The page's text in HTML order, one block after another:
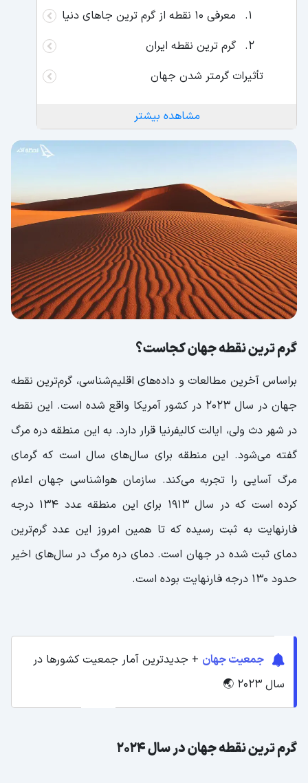
معرفی 10 نقطه از گرم ‌ترین جاهای دنیا
گرم ترین نقطه ایران
تأثیرات گرمتر شدن جهان
مشاهده بیشتر
گرم ترین نقطه جهان کجاست؟
براساس آخرین مطالعات و داده‌های اقلیم‌شناسی، گرم‌ترین نقطه
جهان در سال ۲۰۲۳ در کشور آمریکا واقع شده است. این نقطه
در شهر دث ولی، ایالت کالیفرنیا قرار دارد. به این منطقه دره مرگ
گفته می‌شود. این منطقه برای سال‌های سال است که گرمای
مرگ آسایی را تجربه می‌کند. سازمان هواشناسی جهان اعلام
کرده است که در سال 1913 برای این منطقه عدد 134 درجه
فارنهایت به ثبت رسیده که تا همین امروز این عدد گرم‌ترین
دمای ثبت شده در جهان است. دمای دره مرگ در سال‌های اخیر
حدود 130 درجه فارنهایت بوده است.
جمعیت جهان + جدیدترین آمار جمعیت کشورها در
سال 2023 🌏
گرم ترین نقطه جهان در سال 2024